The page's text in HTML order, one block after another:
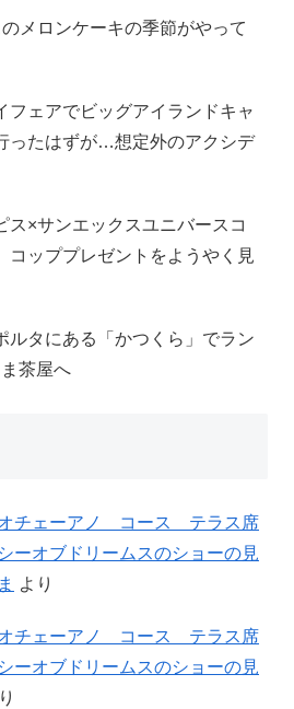
メロンケーキの季節がやって
フェアでビッグアイランドキャ
ったはずが…想定外のアクシデ
ス×サンエックスユニバースコ
ッププレゼントをようやく見
ルタにある「かつくら」でラン
茶屋へ
オチェーアノ コース テラス席
ーオブドリームスのショーの見
より
オチェーアノ コース テラス席
ーオブドリームスのショーの見